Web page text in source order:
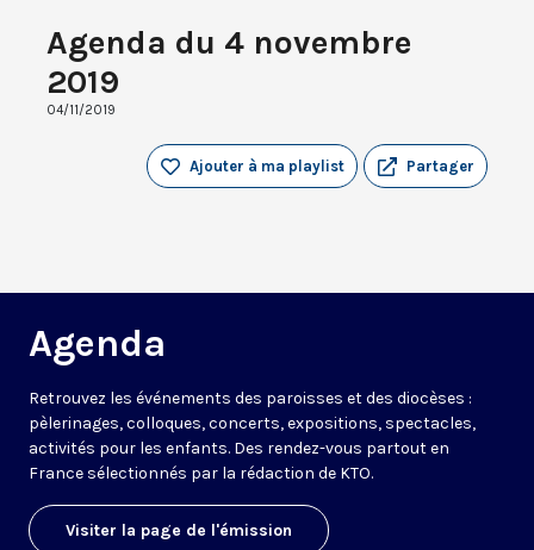
Agenda du 4 novembre
2019
04/11/2019
Partager
Ajouter à ma playlist
Agenda
Retrouvez les événements des paroisses et des diocèses :
pèlerinages, colloques, concerts, expositions, spectacles,
activités pour les enfants. Des rendez-vous partout en
France sélectionnés par la rédaction de KTO.
Visiter la page de l'émission